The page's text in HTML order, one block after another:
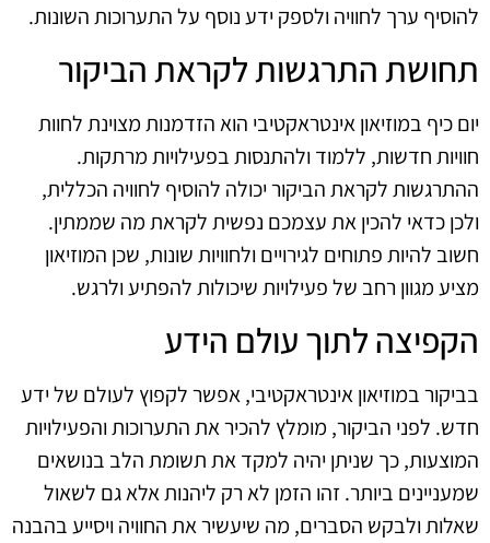
להוסיף ערך לחוויה ולספק ידע נוסף על התערוכות השונות.
תחושת התרגשות לקראת הביקור
יום כיף במוזיאון אינטראקטיבי הוא הזדמנות מצוינת לחוות
חוויות חדשות, ללמוד ולהתנסות בפעילויות מרתקות.
ההתרגשות לקראת הביקור יכולה להוסיף לחוויה הכללית,
ולכן כדאי להכין את עצמכם נפשית לקראת מה שממתין.
חשוב להיות פתוחים לגירויים ולחוויות שונות, שכן המוזיאון
מציע מגוון רחב של פעילויות שיכולות להפתיע ולרגש.
הקפיצה לתוך עולם הידע
בביקור במוזיאון אינטראקטיבי, אפשר לקפוץ לעולם של ידע
חדש. לפני הביקור, מומלץ להכיר את התערוכות והפעילויות
המוצעות, כך שניתן יהיה למקד את תשומת הלב בנושאים
שמעניינים ביותר. זהו הזמן לא רק ליהנות אלא גם לשאול
שאלות ולבקש הסברים, מה שיעשיר את החוויה ויסייע בהבנה